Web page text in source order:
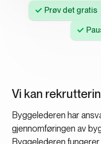
Prøv det gratis
Vi kan
Byggelederen har
gjennomføringen av
Byggelederen